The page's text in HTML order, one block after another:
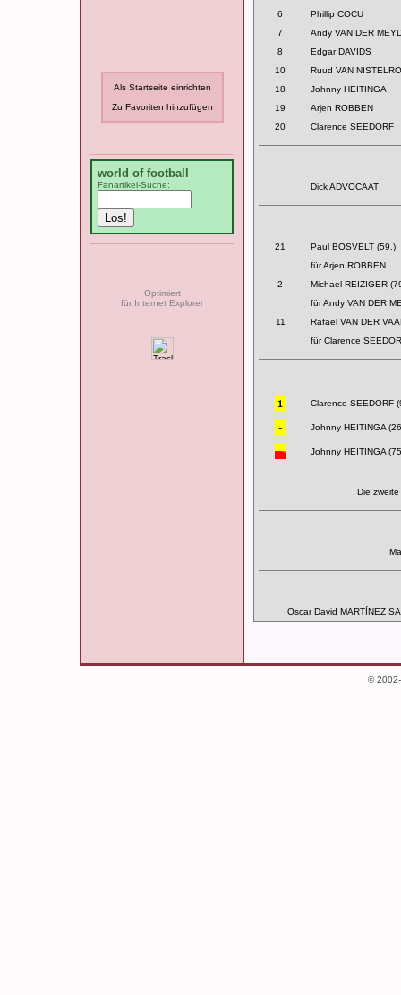
Die Fußball-EM 2008 hat
Als Startseite einrichten
Zu Favoriten hinzufügen
world of football
Fanartikel-Suche:
Optimiert
für Internet Explorer
6
Phillip COCU
7
Andy VAN DER
8
Edgar DAVIDS
10
Ruud VAN
18
Johnny HEITINGA
19
Arjen ROBBEN
20
Clarence SEEDORF
Dick ADVOCAAT
21
Paul BOSVELT (59.)
für Arjen ROBBEN
2
Michael REIZIGER
für Andy VAN DER
11
Rafael VAN DER
für Clarence
Clarence SEEDORF
Johnny HEITINGA
Johnny HEITINGA
Die
Oscar David MARTÍNEZ
©